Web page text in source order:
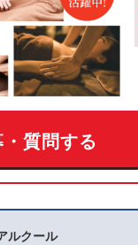
質問する
ルクール